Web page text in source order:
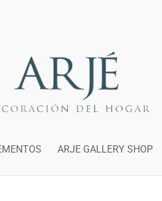
ARJE GALLERY SHOP